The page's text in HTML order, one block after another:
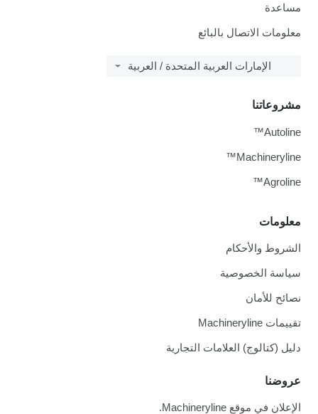
مساعدة
معلومات الاتصال بالبائع
الإمارات العربية المتحدة / العربية
معلومات
الشروط والأحكام
سياسة الخصوصية
نصائح للأمان
تقييمات Machineryline
دليل (كتالوج) العلامات التجارية
عروضنا
الإعلان في موقع Machineryline.
مشروعاتنا
Autoline™
Machineryline™
Agroline™